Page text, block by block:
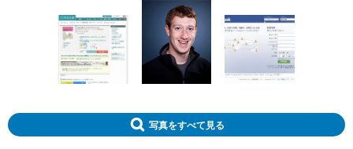
写真をすべて見る